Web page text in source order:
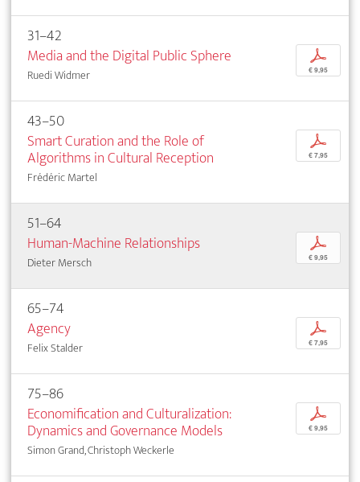
31–42
Media and the Digital Public Sphere
Ruedi Widmer
p
€ 9,95
43–50
Smart Curation and the Role of
Algorithms in Cultural Reception
Frédéric Martel
p
€ 7,95
51–64
Human-Machine Relationships
Dieter Mersch
p
€ 9,95
65–74
Agency
Felix Stalder
p
€ 7,95
75–86
Economification and Culturalization:
Dynamics and Governance Models
Simon Grand, Christoph Weckerle
p
€ 9,95